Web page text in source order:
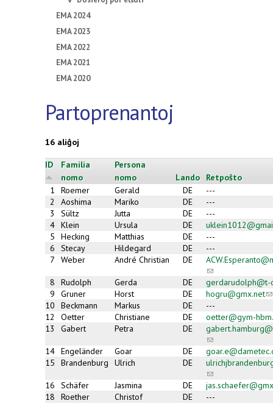
EMA 2024
EMA 2023
EMA 2022
EMA 2021
EMA 2020
Partoprenantoj
16 aliĝoj
ID
Familia
nomo
Persona
nomo
Lando
Retpoŝto
1
Roemer Gerald DE
---
2
Aoshima Mariko DE
---
3
Sültz Jutta DE
---
4 Klein Ursula DE
5
Hecking Matthias DE
---
6
Stecay Hildegard DE
---
7
Weber André Christian DE
(link
sends
e-
mail)
8 Rudolph Gerda DE
gerdarudolph@t-
9
Gruner Horst DE hogru@gmx.net
e-
10 Beckmann Markus DE
---
12
Oetter Christiane DE
oetter@gym-
13
Gabert Petra DE
(link
sends
e-
mail)
14 Engeländer Goar DE
15
Brandenburg Ulrich DE
(link
sends
e-
16 Schäfer Jasmina DE
18
Roether Christof DE ---